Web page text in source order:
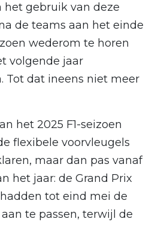
het gebruik van deze
de teams aan het einde
wederom te horen
volgende jaar
Tot dat ineens niet meer
het 2025 F1-seizoen
flexibele voorvleugels
maar dan pas vanaf
het jaar: de Grand Prix
tot eind mei de
te passen, terwijl de